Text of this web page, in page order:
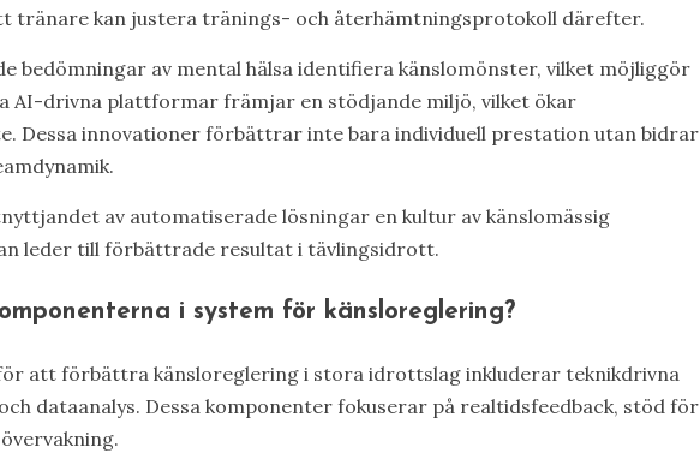
tränare kan justera tränings- och återhämtningsprotokoll därefter.
bedömningar av mental hälsa identifiera känslomönster, vilket möjliggör
AI-drivna plattformar främjar en stödjande miljö, vilket ökar
Dessa innovationer förbättrar inte bara individuell prestation utan bidrar
av automatiserade lösningar en kultur av känslomässig
leder till förbättrade resultat i tävlingsidrott.
i system för känsloreglering?
att förbättra känsloreglering i stora idrottslag inkluderar teknikdrivna
dataanalys. Dessa komponenter fokuserar på realtidsfeedback, stöd för